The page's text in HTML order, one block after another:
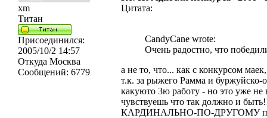
xm
Титан
Присоединился:
2005/10/2 14:57
Откуда Москва
Сообщений: 6779
Цитата:
CandyCane wrote:
Очень радостно, что
а не то, что... как с конкурсом
т.к. за рыжего Рамма и буржуйско-
какуюто 3ю работу - но это уже не
чувствуешь что так должно и
КАРДИНАЛЬНО-ПО-ДРУГОМУ